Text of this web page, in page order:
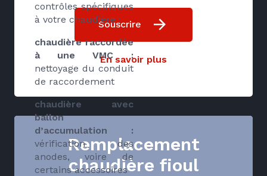
contrôles spécifiques
à votre chaudière :
chaudière raccordée
à une VMC :
nettoyage du conduit
de raccordement
chaudière avec
ballon
d’accumulation :
vérification des
anodes, voire de
certains accessoires
Souscrire
En savoir plus
Remplacement
chaudière fioul